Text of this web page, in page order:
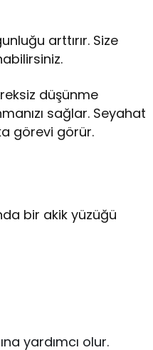
arttırır. Size
düşünme
sağlar. Seyahat
görevi görür.
bir akik yüzüğü
yardımcı olur.